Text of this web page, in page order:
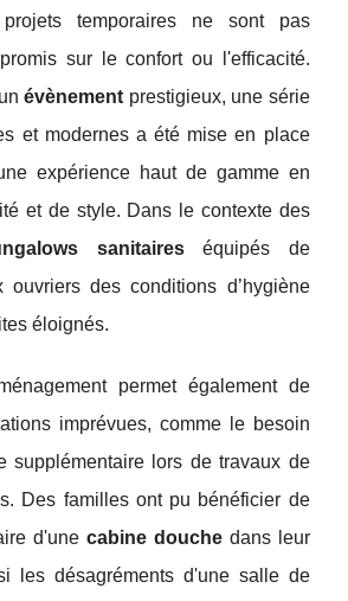
temporaires ne sont pas
sur le confort ou l'efficacité.
évènement prestigieux, une série
et modernes a été mise en place
expérience haut de gamme en
et de style. Dans le contexte des
sanitaireséquipés de
ouvriers des conditions d’hygiène
éloignés.
permet également de
imprévues, comme le besoin
supplémentaire lors de travaux de
Des familles ont pu bénéficier de
d'une cabine douchedans leur
les désagréments d'une salle de